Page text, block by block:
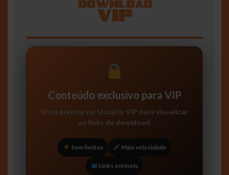
Conteúdo exclusivo para VIP
Você precisa ser Usuário VIP para visualizar
os links de download.
Sem limites Mais velocidade
Links estáveis